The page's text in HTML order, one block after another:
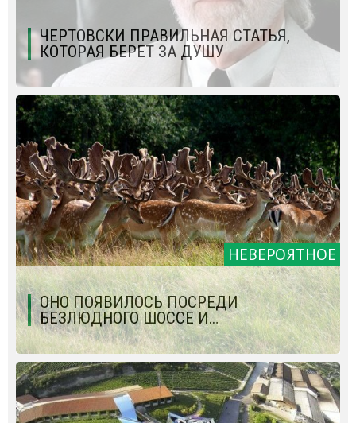
ЧЕРТОВСКИ ПРАВИЛЬНАЯ СТАТЬЯ,
КОТОРАЯ БЕРЕТ ЗА ДУШУ
НЕВЕРОЯТНОЕ
ОНО ПОЯВИЛОСЬ ПОСРЕДИ
БЕЗЛЮДНОГО ШОССЕ И…